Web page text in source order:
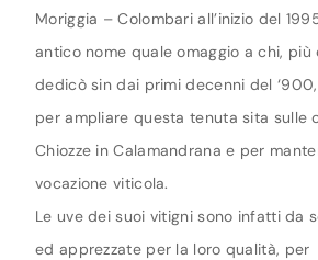
Moriggia – Colombari all’inizio del
antico nome quale omaggio a chi, più
dedicò sin dai primi decenni del
per ampliare questa tenuta sita sulle
Chiozze in Calamandrana e per
vocazione viticola.
Le uve dei suoi vitigni sono infatti da
ed apprezzate per la loro qualità,